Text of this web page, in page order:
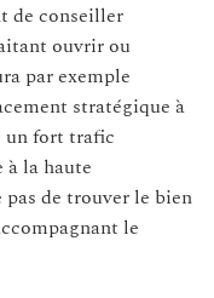
de conseiller
ouvrir ou
par exemple
stratégique à
un fort trafic
la haute
pas de trouver le bien
le